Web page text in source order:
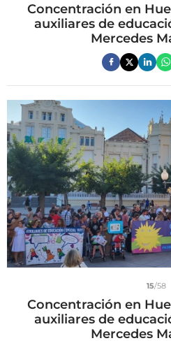
Concentración en
auxiliares de
Mercedes
15/58
Concentración en
auxiliares de
Mercedes